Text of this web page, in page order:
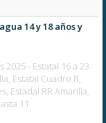
14 y 18 años y
2025 - Estatal 16 a 23
Estatal Cuadro B,
Estadal RR Amarilla,
11